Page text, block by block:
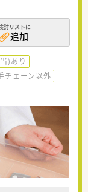
討リストに
追加
)あり
チェーン以外